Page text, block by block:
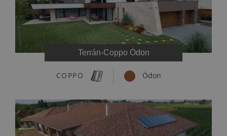
Terrán-Coppo Ódon
COPPO Ódon